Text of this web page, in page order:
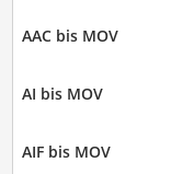
AAC bis MOV
AI bis MOV
AIF bis MOV